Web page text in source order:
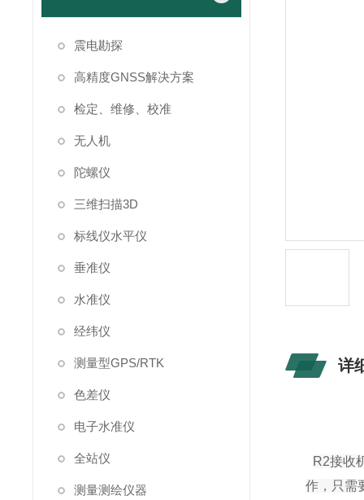
震电勘探
高精度GNSS解决方案
检定、维修、校准
无人机
陀螺仪
三维扫描3D
标线仪水平仪
垂准仪
水准仪
经纬仪
测量型GPS/RTK
色差仪
电子水准仪
全站仪
测量测绘仪器
详
R2接收
作，只需